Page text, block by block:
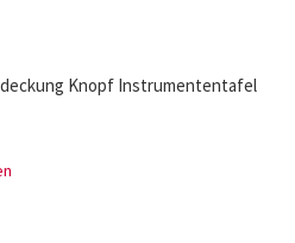
Knopf Instrumententafel